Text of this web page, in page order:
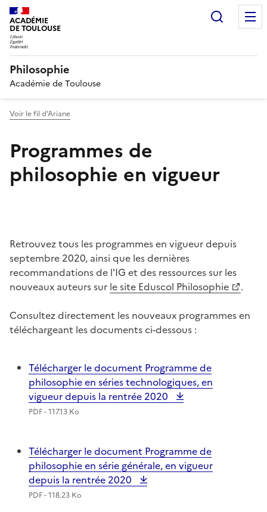
ACADÉMIE
DE TOULOUSE
Philosophie
Académie de Toulouse
Voir le fil d’Ariane
Programmes de
philosophie en vigueur
Retrouvez tous les programmes en vigueur depuis
septembre 2020, ainsi que les dernières
recommandations de l'IG et des ressources sur les
nouveaux auteurs sur le site Eduscol Philosophie
.
Consultez directement les nouveaux programmes en
téléchargeant les documents ci-dessous :
Télécharger le document Programme de
philosophie en séries technologiques, en
vigueur depuis la rentrée 2020
PDF - 117.13 Ko
Télécharger le document Programme de
philosophie en série générale, en vigueur
depuis la rentrée 2020
PDF - 118.23 Ko